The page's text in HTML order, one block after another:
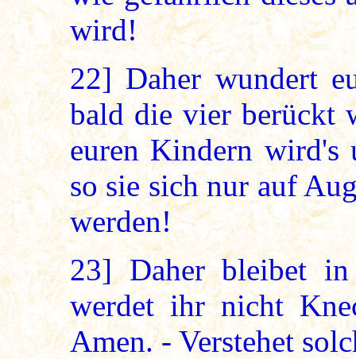
wird!
22] Daher wundert
bald die vier berückt
euren Kindern wird's
so sie sich nur auf
werden!
23]Daher bleibet
werdet ihr nicht
Amen. - Verstehet